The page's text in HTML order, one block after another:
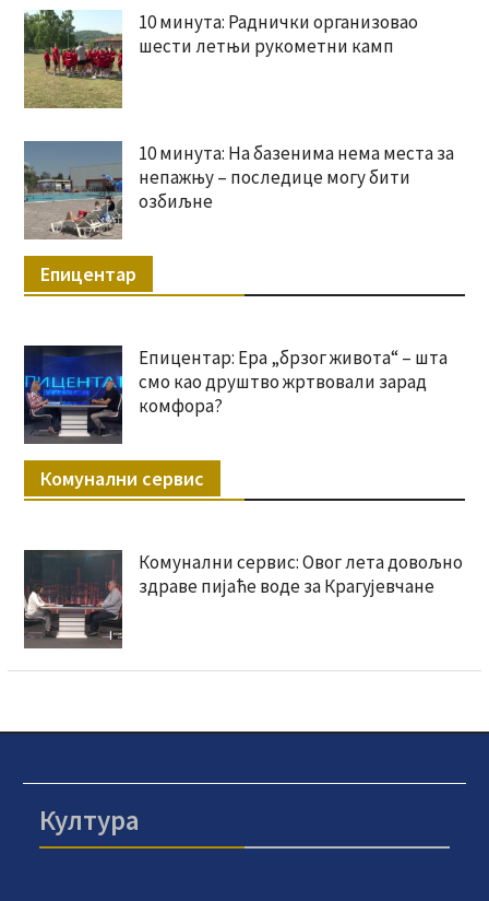
10 минута: Раднички организовао
шести летњи рукометни камп
10 минута: На базенима нема места за
непажњу – последице могу бити
озбиљне
Епицентар
Епицентар: Ера „брзог живота“ – шта
смо као друштво жртвовали зарад
комфора?
Комунални сервис
Комунални сервис: Овог лета довољно
здраве пијаће воде за Крагујевчане
Култура